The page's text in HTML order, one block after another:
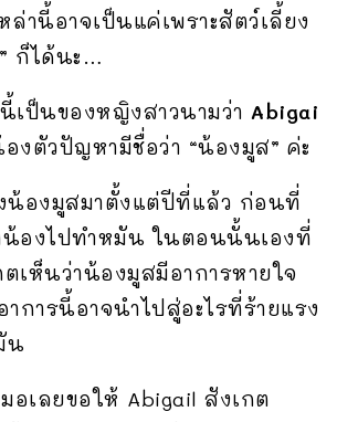
ล่านี้อาจเป็นแค่เพราะสัตว์เลี้ยง
ก็ได้นะ…
นี้เป็นของหญิงสาวนามว่า Abigai
องตัวปัญหามีชื่อว่า “น้องมูส” ค่ะ
น้องมูสมาตั้งแต่ปีที่แล้ว ก่อนที่
น้องไปทำหมัน ในตอนนั้นเองที่
เห็นว่าน้องมูสมีอาการหายใจ
าการนี้อาจนำไปสู่อะไรที่ร้ายแรง
น
เลยขอให้ Abigail สังเกต